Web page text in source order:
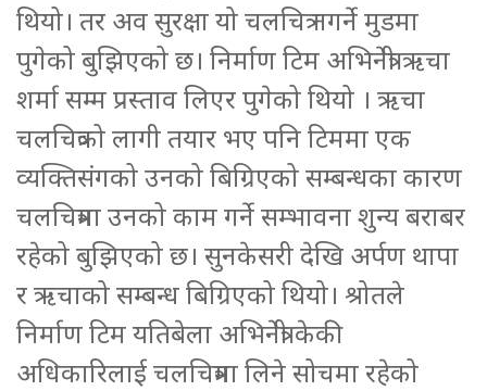
थियो। तर अव सुरक्षा यो चलचित्र नगर्ने मुडमा
पुगेको बुझिएको छ। निर्माण टिम अभिनेत्री ऋचा
शर्मा सम्म प्रस्ताव लिएर पुगेको थियो । ऋचा
चलचित्रको लागी तयार भए पनि टिममा एक
व्यक्तिसंगको उनको बिग्रिएको सम्बन्धका कारण
चलचित्रमा उनको काम गर्ने सम्भावना शुन्य बराबर
रहेको बुझिएको छ। सुनकेसरी देखि अर्पण थापा
र ऋचाको सम्बन्ध बिग्रिएको थियो। श्रोतले
निर्माण टिम यतिबेला अभिनेत्री केकी
अधिकारिलाई चलचित्रमा लिने सोचमा रहेको